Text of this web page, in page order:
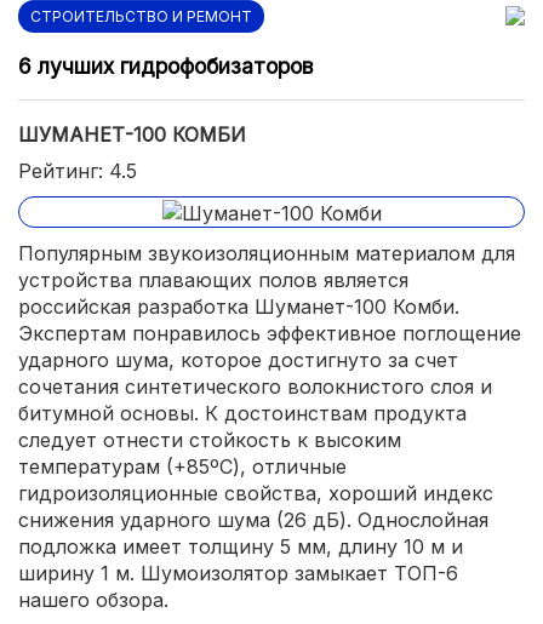
СТРОИТЕЛЬСТВО И РЕМОНТ
6 лучших гидрофобизаторов
ШУМАНЕТ-100 КОМБИ
Рейтинг: 4.5
Популярным звукоизоляционным материалом для
устройства плавающих полов является
российская разработка Шуманет-100 Комби.
Экспертам понравилось эффективное поглощение
ударного шума, которое достигнуто за счет
сочетания синтетического волокнистого слоя и
битумной основы. К достоинствам продукта
следует отнести стойкость к высоким
температурам (+85ºС), отличные
гидроизоляционные свойства, хороший индекс
снижения ударного шума (26 дБ). Однослойная
подложка имеет толщину 5 мм, длину 10 м и
ширину 1 м. Шумоизолятор замыкает ТОП-6
нашего обзора.